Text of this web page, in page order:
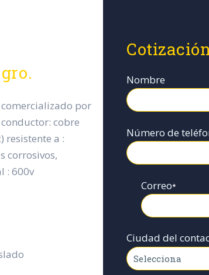
por
cobre
resistente a :
corrosivos,
: 600v
Nombre
Número de
Correo*
Ciudad del